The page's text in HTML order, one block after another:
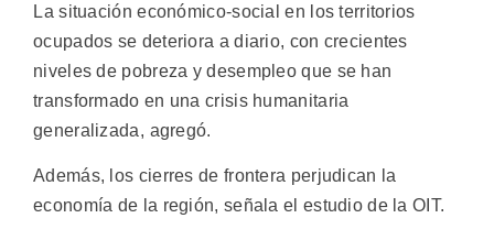
La situación económico-social en los territorios
ocupados se deteriora a diario, con crecientes
niveles de pobreza y desempleo que se han
transformado en una crisis humanitaria
generalizada, agregó.
Además, los cierres de frontera perjudican la
economía de la región, señala el estudio de la OIT.